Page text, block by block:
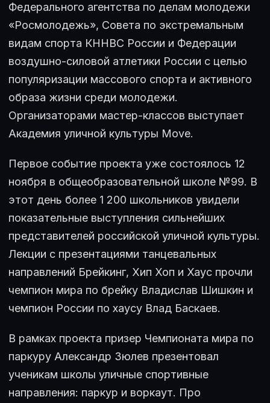
Федерального агентства по делам молодежи
«Росмолодежь», Совета по экстремальным
видам спорта КННВС России и Федерации
воздушно-силовой атлетики России с целью
популяризации массового спорта и активного
образа жизни среди молодежи.
Организаторами мастер-классов выступает
Академия уличной культуры Move.
Первое событие проекта уже состоялось 12
ноября в общеобразовательной школе №99. В
этот день более 1 200 школьников увидели
показательные выступления сильнейших
представителей российской уличной культуры.
Лекции с презентациями танцевальных
направлений Брейкинг, Хип Хоп и Хаус прочли
чемпион мира по брейку Владислав Шишкин и
чемпион России по хаусу Влад Баскаев.
В рамках проекта призер Чемпионата мира по
паркуру Александр Зюлев презентовал
ученикам школы уличные спортивные
направления: паркур и воркаут. Про